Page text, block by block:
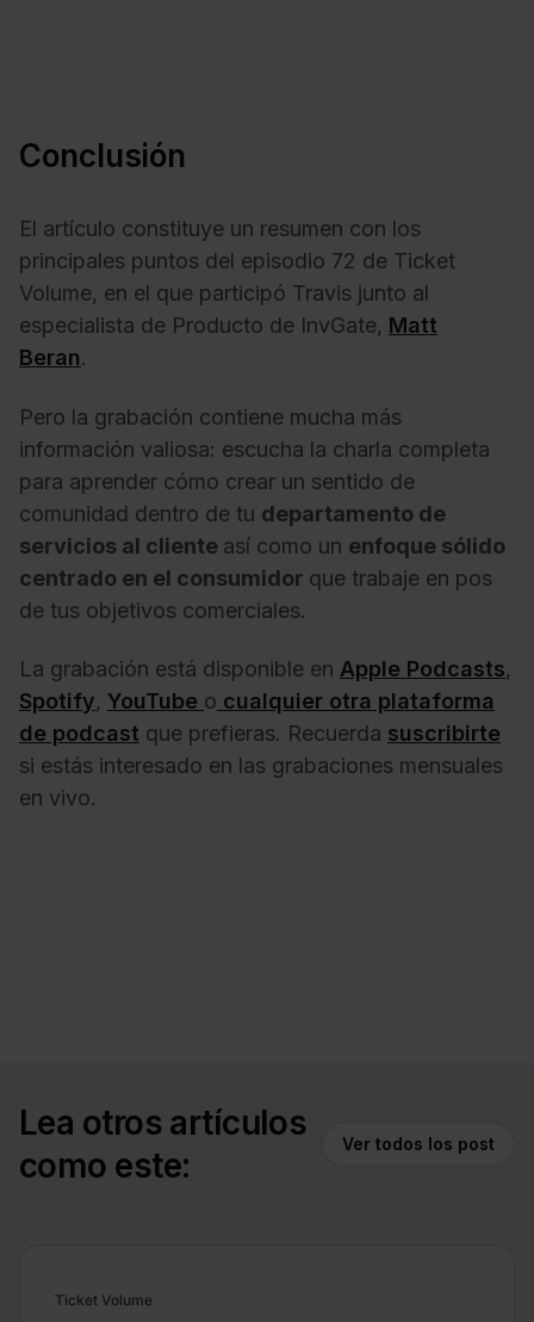
Conclusión
El artículo constituye un resumen con los
principales puntos del episodio 72 de Ticket
Volume, en el que participó Travis junto al
especialista de Producto de InvGate, Matt
Beran.
Pero la grabación contiene mucha más
información valiosa: escucha la charla completa
para aprender cómo crear un sentido de
comunidad dentro de tu departamento de
servicios al cliente así como un enfoque sólido
centrado en el consumidor que trabaje en pos
de tus objetivos comerciales.
La grabación está disponible en Apple Podcasts,
Spotify, YouTube o cualquier otra plataforma
de podcast que prefieras. Recuerda suscribirte
si estás interesado en las grabaciones mensuales
en vivo.
Lea otros artículos
como este:
Ver todos los post
Ticket Volume